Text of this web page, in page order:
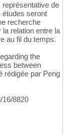
représentative de
études seront
recherche
la relation entre la
au fil du temps.
the
between
rédigée par Peng
16/8820